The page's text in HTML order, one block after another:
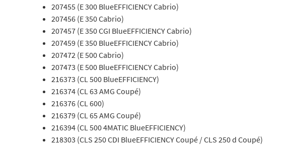
207455 (E 300 BlueEFFICIENCY Cabrio)
207456 (E 350 Cabrio)
207457 (E 350 CGI BlueEFFICIENCY Cabrio)
207459 (E 350 BlueEFFICIENCY Cabrio)
207472 (E 500 Cabrio)
207473 (E 500 BlueEFFICIENCY Cabrio)
216373 (CL 500 BlueEFFICIENCY)
216374 (CL 63 AMG Coupé)
216376 (CL 600)
216379 (CL 65 AMG Coupé)
216394 (CL 500 4MATIC BlueEFFICIENCY)
218303 (CLS 250 CDI BlueEFFICIENCY Coupé / CLS 250 d Coupé)